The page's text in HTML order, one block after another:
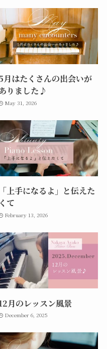
月はたくさんの出会いが
りました♪
May 31, 2026
「上手になるよ」と伝えた
くて
February 13, 2026
月のレッスン風景
December 6, 2025